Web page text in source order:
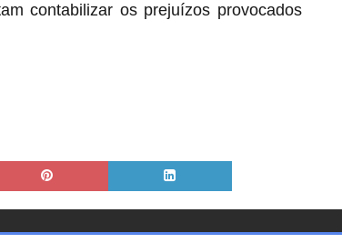
contabilizar os prejuízos provocados